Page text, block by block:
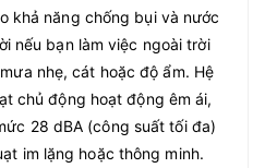
khả năng chống bụi và nước
nếu bạn làm việc ngoài trời
nhẹ, cát hoặc độ ẩm. Hệ
chủ động hoạt động êm ái,
28 dBA (công suất tối đa)
im lặng hoặc thông minh.